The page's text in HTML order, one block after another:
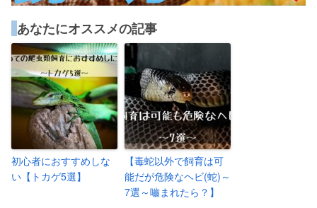
あなたにオススメの記事
初心者におすすめしな
い【トカゲ5選】
【毒蛇以外で飼育は可
能だが危険なヘビ(蛇)～
7選～嚙まれたら？】